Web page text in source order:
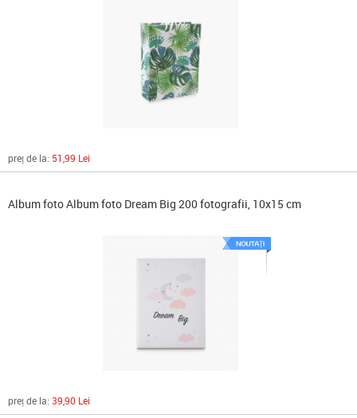
preț de la: 51,99 Lei
Album foto Album foto Dream Big 200 fotografii, 10x15 cm
preț de la: 39,90 Lei